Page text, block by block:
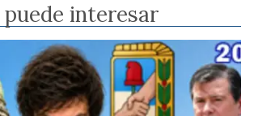
puede interesar